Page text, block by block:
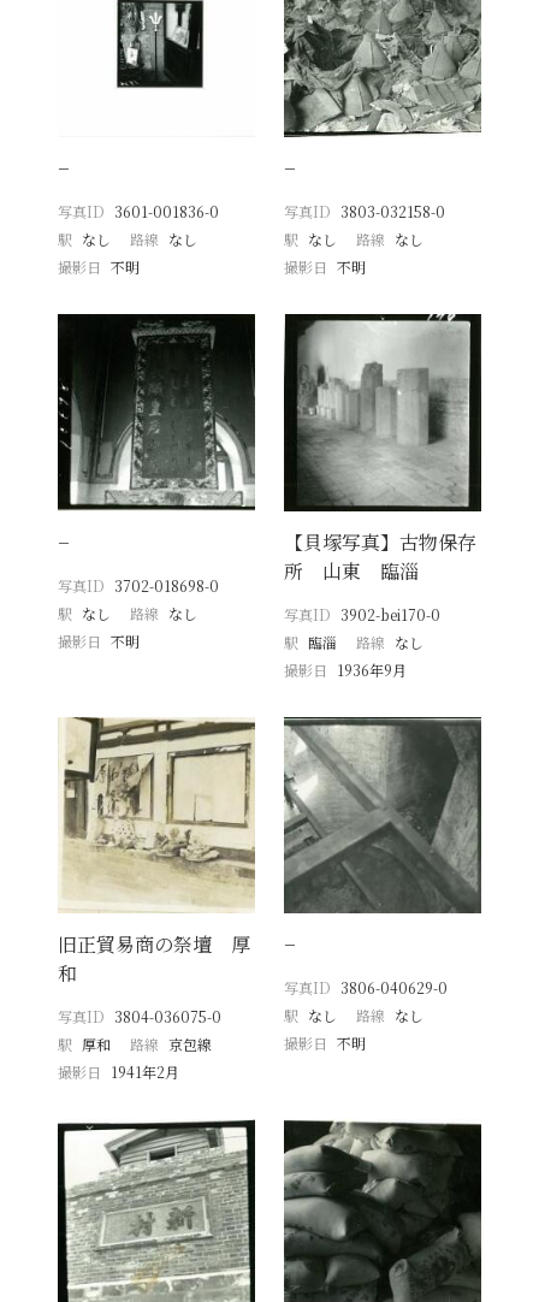
−
写真ID 3601-001836-0
駅 なし 路線 なし
撮影日
不明
−
写真ID 3803-032158-0
駅 なし 路線 なし
撮影日 不明
−
写真ID 3702-018698-0
駅 なし 路線 なし
撮影日
不明
【貝塚写真】古物保存
所 山東 臨淄
写真ID 3902-bei170-0
駅 臨淄 路線 なし
撮影日
1936年9月
旧正貿易商の祭壇 厚
和
写真ID 3804-036075-0
駅 厚和 路線 京包線
撮影日
1941年2月
−
写真ID 3806-040629-0
駅 なし 路線 なし
撮影日 不明